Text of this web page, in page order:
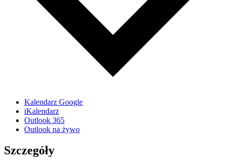
Kalendarz Google
iKalendarz
Outlook 365
Outlook na żywo
Szczegóły